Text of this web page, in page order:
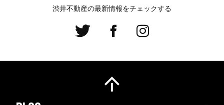
渋井不動産の最新情報をチェックする